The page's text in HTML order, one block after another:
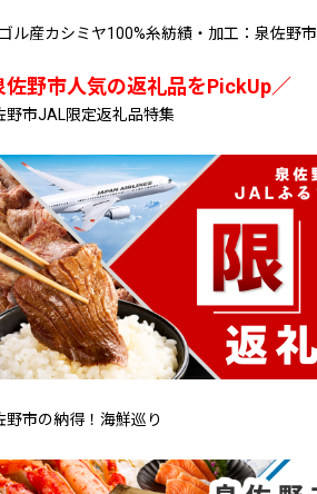
ル産カシミヤ100%糸紡績・加工：泉佐野市
佐野市人気の返礼品をPickUp／
野市JAL限定返礼品特集
野市の納得！海鮮巡り